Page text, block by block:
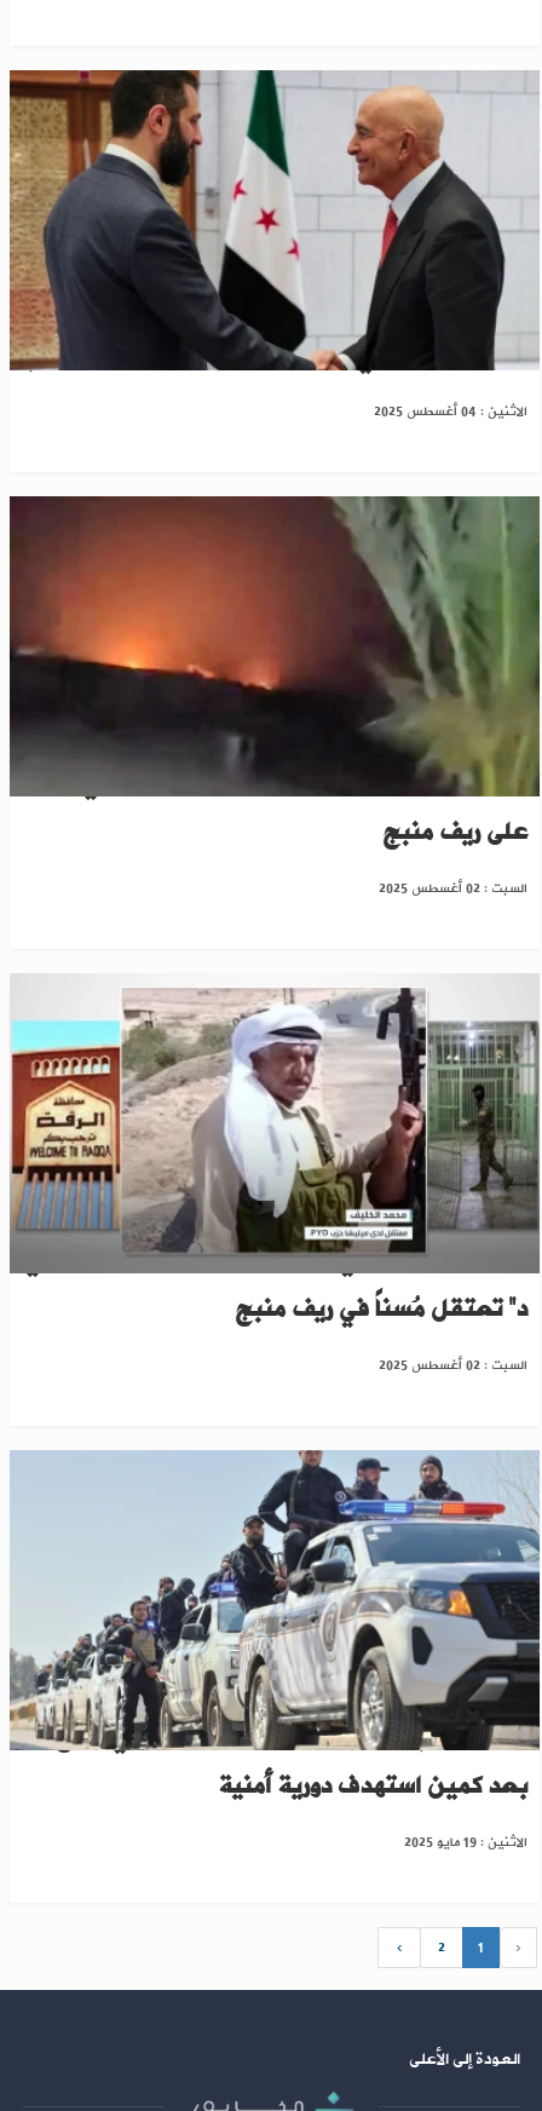
المبعوث الأمريكي: سوريا تستحق الاستقرار والسلام
الاثنين : 04 أغسطس 2025
سانا: جرحى مدنيون وعسكريون بقصف "ب ي د"
على ريف منبج
السبت : 02 أغسطس 2025
بسبب مشاركته في فزعة العشائر بالسويداء.."ب ي
د" تعتقل مُسناً في ريف منبج
السبت : 02 أغسطس 2025
الأمن العام يعتقل مجموعـة مسـلحة في منبج
بعد كمين استهدف دورية أمنية
الاثنين : 19 مايو 2025
‹
1
2
›
العودة إلى الأعلى